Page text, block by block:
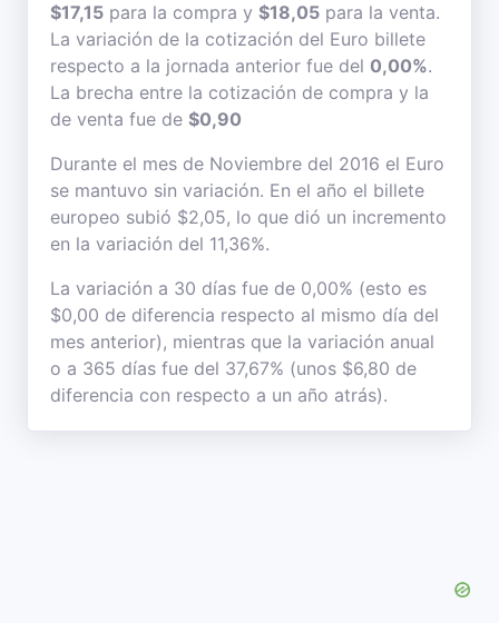
$17,15 para la compra y $18,05 para la venta.
La variación de la cotización del Euro billete
respecto a la jornada anterior fue del 0,00%.
La brecha entre la cotización de compra y la
de venta fue de $0,90
Durante el mes de Noviembre del 2016 el Euro
se mantuvo sin variación. En el año el billete
europeo subió $2,05, lo que dió un incremento
en la variación del 11,36%.
La variación a 30 días fue de 0,00% (esto es
$0,00 de diferencia respecto al mismo día del
mes anterior), mientras que la variación anual
o a 365 días fue del 37,67% (unos $6,80 de
diferencia con respecto a un año atrás).